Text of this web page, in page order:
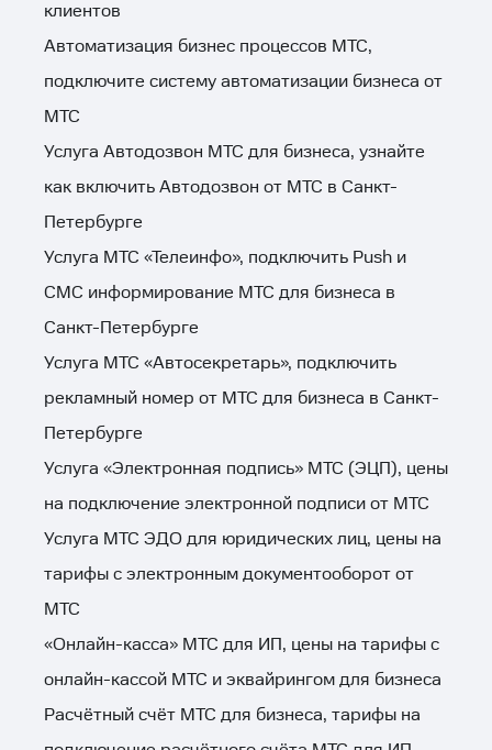
клиентов
Автоматизация бизнес процессов МТС,
подключите систему автоматизации бизнеса от
МТС
Услуга Автодозвон МТС для бизнеса, узнайте
как включить Автодозвон от МТС в Санкт-
Петербурге
Услуга МТС «Телеинфо», подключить Push и
СМС информирование МТС для бизнеса в
Санкт-Петербурге
Услуга МТС «Автосекретарь», подключить
рекламный номер от МТС для бизнеса в Санкт-
Петербурге
Услуга «Электронная подпись» МТС (ЭЦП), цены
на подключение электронной подписи от МТС
Услуга МТС ЭДО для юридических лиц, цены на
тарифы с электронным документооборот от
МТС
«Онлайн-касса» МТС для ИП, цены на тарифы с
онлайн-кассой МТС и эквайрингом для бизнеса
Расчётный счёт МТС для бизнеса, тарифы на